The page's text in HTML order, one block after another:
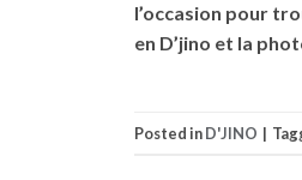
l’occasion pour
en D’jino et la
Posted inD'JINO |